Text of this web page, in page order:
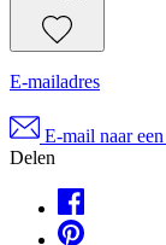
E-mailadres
E-mail naar
Delen